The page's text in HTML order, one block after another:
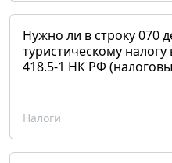
Нужно ли в строку 070
туристическому
418.5-1 НК РФ
Налоги